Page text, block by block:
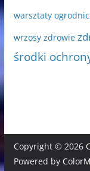
warsztaty
wrzosy zdrowie
środki
Copyright © 2026
Powered by